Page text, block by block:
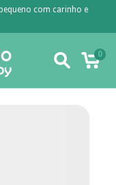
com carinho e
0